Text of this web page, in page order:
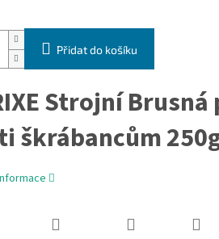
Přidat do košíku
Strojní Brusná
škrábancům